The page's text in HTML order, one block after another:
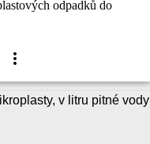
odpadků do